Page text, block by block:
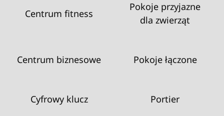
Centrum fitness
Pokoje przyjazne
dla zwierząt
Centrum biznesowe Pokoje łączone
Cyfrowy klucz Portier